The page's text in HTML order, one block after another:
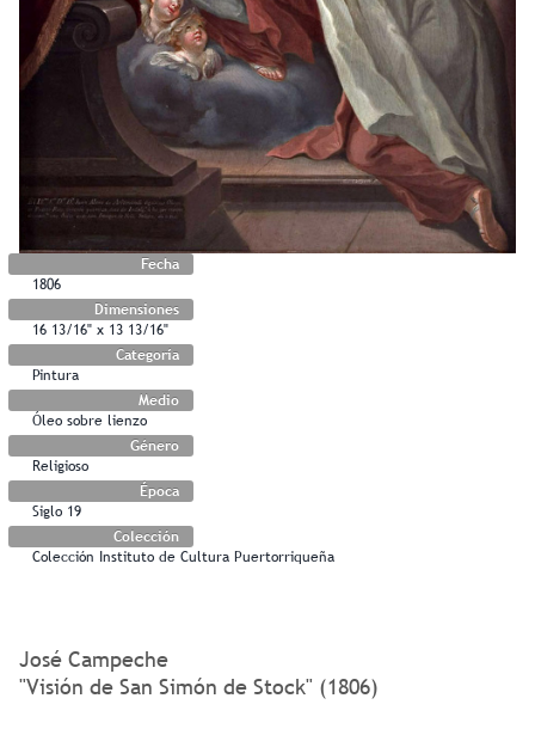
Fecha
1806
Dimensiones
16 13/16" x 13 13/16"
Categoría
Pintura
Medio
Óleo sobre lienzo
Género
Religioso
Época
Siglo 19
Colección
Colección Instituto de Cultura Puertorriqueña
José Campeche
"Visión de San Simón de Stock" (1806)